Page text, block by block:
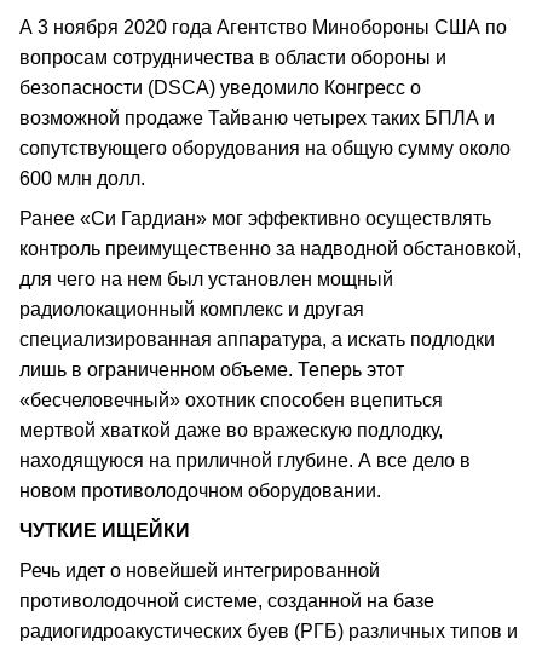
А 3 ноября 2020 года Агентство Минобороны США по
вопросам сотрудничества в области обороны и
безопасности (DSCA) уведомило Конгресс о
возможной продаже Тайваню четырех таких БПЛА и
сопутствующего оборудования на общую сумму около
600 млн долл.
Ранее «Си Гардиан» мог эффективно осуществлять
контроль преимущественно за надводной обстановкой,
для чего на нем был установлен мощный
радиолокационный комплекс и другая
специализированная аппаратура, а искать подлодки
лишь в ограниченном объеме. Теперь этот
«бесчеловечный» охотник способен вцепиться
мертвой хваткой даже во вражескую подлодку,
находящуюся на приличной глубине. А все дело в
новом противолодочном оборудовании.
ЧУТКИЕ ИЩЕЙКИ
Речь идет о новейшей интегрированной
противолодочной системе, созданной на базе
радиогидроакустических буев (РГБ) различных типов и